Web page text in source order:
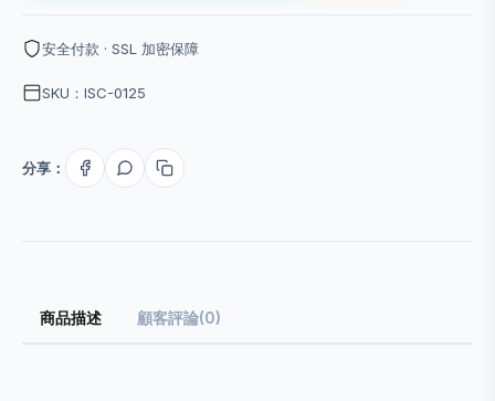
安全付款 · SSL 加密保障
SKU：ISC-0125
分享：
商品描述 顧客評論(0)